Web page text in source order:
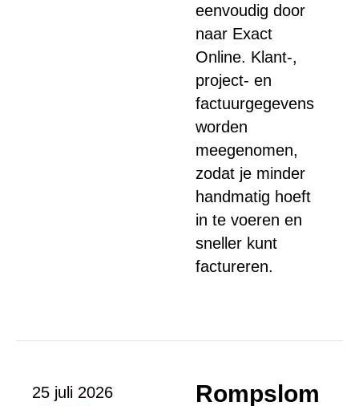
eenvoudig door
naar Exact
Online. Klant-,
project- en
factuurgegevens
worden
meegenomen,
zodat je minder
handmatig hoeft
in te voeren en
sneller kunt
factureren.
25 juli 2026
Rompslom